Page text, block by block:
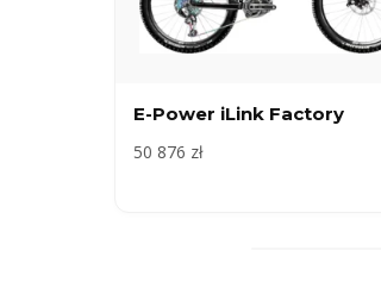
E-Power iLink Factory
50 876 zł